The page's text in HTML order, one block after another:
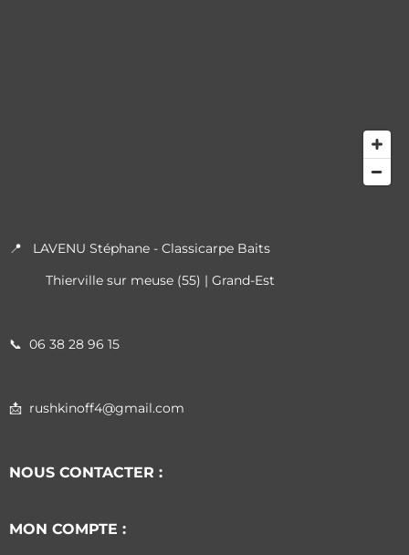
📍 LAVENU Stéphane - Classicarpe Baits
Thierville sur meuse (55) | Grand-Est
📞 06 38 28 96 15
📩 rushkinoff4@gmail.com
NOUS CONTACTER :
MON COMPTE :